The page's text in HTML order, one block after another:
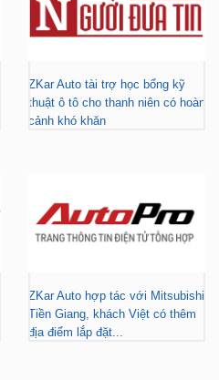
ZKar Auto tài trợ học bổng kỹ
ZKar Auto hợp tác với Mitsubishi